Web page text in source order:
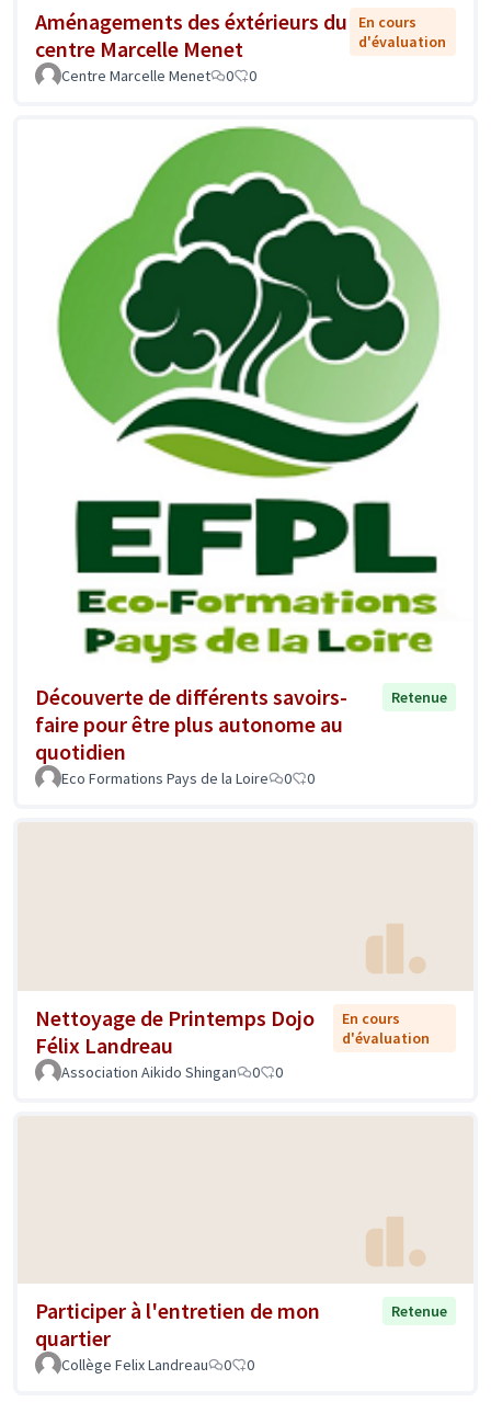
Aménagements des éxtérieurs du
centre Marcelle Menet
En cours
d'évaluation
Centre Marcelle Menet
0 0
Découverte de différents savoirs-
faire pour être plus autonome au
quotidien
Retenue
Eco Formations Pays de la Loire 0 0
Nettoyage de Printemps Dojo
Félix Landreau
En cours
d'évaluation
Association Aikido Shingan
0 0
Participer à l'entretien de mon
quartier
Retenue
Collège Felix Landreau 0 0